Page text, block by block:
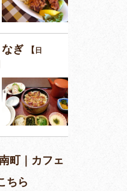
ぎ 【 日
町｜カフェ
ちら